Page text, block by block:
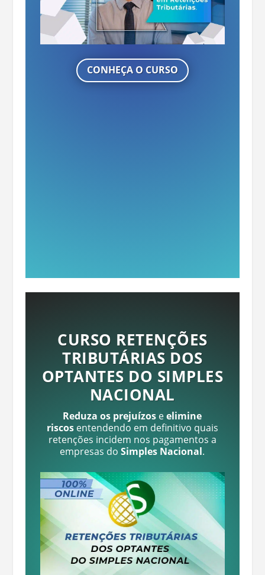
CONHEÇA O CURSO
CURSO RETENÇÕES
TRIBUTÁRIAS DOS
OPTANTES DO SIMPLES
NACIONAL
Reduza os prejuízos eelimine
riscosentendendo em definitivo quais
retenções incidem nos pagamentos a
empresas doSimples Nacional.